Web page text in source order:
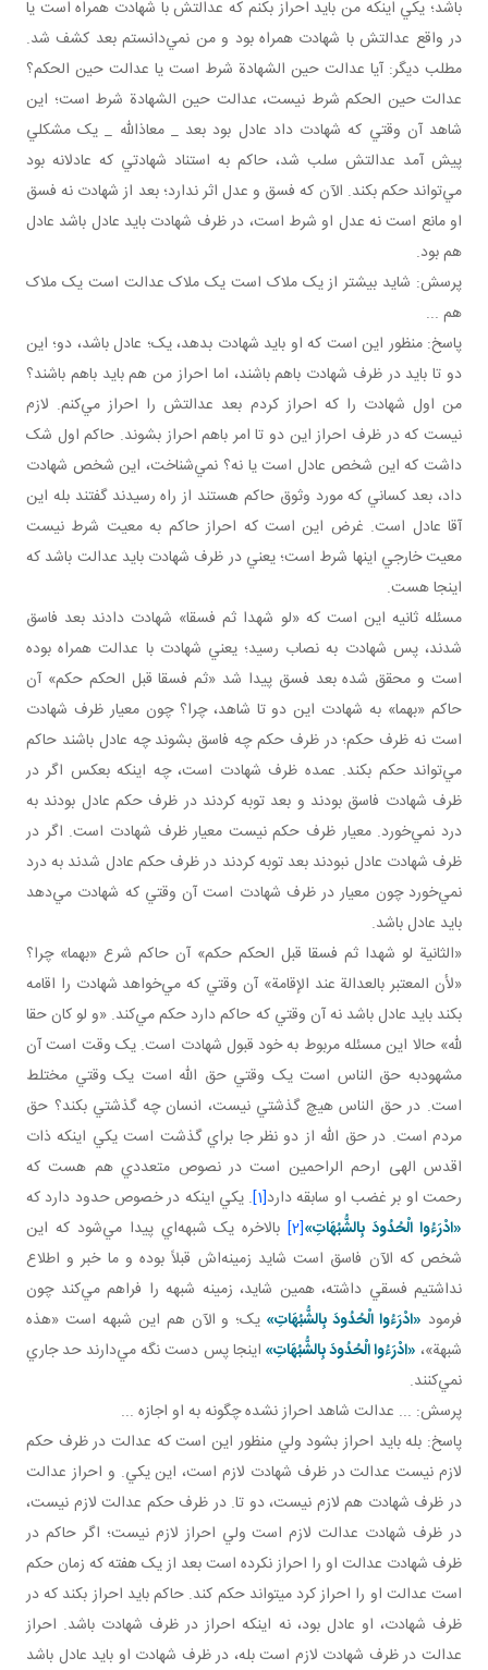
باشد؛ يکي اينکه من بايد احراز بکنم که عدالتش با شهادت همراه است يا
در واقع عدالتش با شهادت همراه بود و من نمي‌دانستم بعد کشف شد.
مطلب ديگر: آيا عدالت حين الشهادة شرط است يا عدالت حين الحکم؟
عدالت حين الحکم شرط نيست، عدالت حين الشهادة شرط است؛ اين
شاهد آن وقتي که شهادت داد عادل بود بعد _ معاذالله _ يک مشکلي
پيش آمد عدالتش سلب شد، حاکم به استناد شهادتي که عادلانه بود
مي‌تواند حکم بکند. الآن که فسق و عدل اثر ندارد؛ بعد از شهادت نه فسق
او مانع است نه عدل او شرط است، در ظرف شهادت بايد عادل باشد عادل
هم بود.
پرسش: شايد بيشتر از يک ملاک است يک ملاک عدالت است يک ملاک
هم ...
پاسخ: منظور اين است که او بايد شهادت بدهد، يک؛ عادل باشد، دو؛ اين
دو تا بايد در ظرف شهادت باهم باشند، اما احراز من هم بايد باهم باشند؟
من اول شهادت را که احراز کردم بعد عدالتش را احراز مي‌کنم. لازم
نيست که در ظرف احراز اين دو تا امر باهم احراز بشوند. حاکم اول شک
داشت که اين شخص عادل است يا نه؟ نمي‌شناخت، اين شخص شهادت
داد، بعد کساني که مورد وثوق حاکم هستند از راه رسيدند گفتند بله اين
آقا عادل است. غرض اين است که احراز حاکم به معيت شرط نيست
معيت خارجي اينها شرط است؛ يعني در ظرف شهادت بايد عدالت باشد که
اينجا هست.
مسئله ثانيه اين است که «لو شهدا ثم فسقا» شهادت دادند بعد فاسق
شدند، پس شهادت به نصاب رسيد؛ يعني شهادت با عدالت همراه بوده
است و محقق شده بعد فسق پيدا شد «ثم فسقا قبل الحکم حکم» آن
حاکم «بهما» به شهادت اين دو تا شاهد، چرا؟ چون معيار ظرف شهادت
است نه ظرف حکم؛ در ظرف حکم چه فاسق بشوند چه عادل باشند حاکم
مي‌تواند حکم بکند. عمده ظرف شهادت است، چه اينکه بعکس اگر در
ظرف شهادت فاسق بودند و بعد توبه کردند در ظرف حکم عادل بودند به
درد نمي‌خورد. معيار ظرف حکم نيست معيار ظرف شهادت است. اگر در
ظرف شهادت عادل نبودند بعد توبه کردند در ظرف حکم عادل شدند به درد
نمي‌خورد چون معيار در ظرف شهادت است آن وقتي که شهادت مي‌دهد
بايد عادل باشد.
«الثانية لو شهدا ثم فسقا قبل الحکم حکم» آن حاکم شرع «بهما» چرا؟
«لأن المعتبر بالعدالة عند الإقامة» آن وقتي که مي‌خواهد شهادت را اقامه
بکند بايد عادل باشد نه آن وقتي که حاکم دارد حکم مي‌کند. «و لو كان حقا
لله» حالا اين مسئله مربوط به خود قبول شهادت است. يک وقت است آن
مشهودبه حق الناس است يک وقتي حق الله است يک وقتي مختلط
است. در حق الناس هيچ گذشتي نيست، انسان چه گذشتي بکند؟ حق
مردم است. در حق الله از دو نظر جا براي گذشت است يکي اينکه ذات
اقدس الهی ارحم الراحمين است در نصوص متعددي هم هست که
رحمت او بر غضب او سابقه دارد[1] . يکي اينکه در خصوص حدود دارد که
«ادْرَءُوا الْحُدُودَ بِالشُّبُهَاتِ»[2] بالاخره يک شبهه‌اي پيدا مي‌شود که اين
شخص که الآن فاسق است شايد زمينه‌اش قبلاً بوده و ما خبر و اطلاع
نداشتيم فسقي داشته، همين شايد، زمينه شبهه را فراهم مي‌کند چون
فرمود «ادْرَءُوا الْحُدُودَ بِالشُّبُهَاتِ» يک؛ و الآن هم اين شبهه است «هذه
شبهة»، «ادْرَءُوا الْحُدُودَ بِالشُّبُهَاتِ» اينجا پس دست نگه مي‌دارند حد جاري
نمي‌کنند.
پرسش: ... عدالت شاهد احراز نشده چگونه به او اجازه ...
پاسخ: بله بايد احراز بشود ولي منظور اين است که عدالت در ظرف حکم
لازم نيست عدالت در ظرف شهادت لازم است، اين يکي. و احراز عدالت
در ظرف شهادت هم لازم نيست، دو تا. در ظرف حکم عدالت لازم نيست،
در ظرف شهادت عدالت لازم است ولي احراز لازم نيست؛ اگر حاکم در
ظرف شهادت عدالت او را احراز نکرده است بعد از يک هفته که زمان حکم
است عدالت او را احراز کرد می­تواند حکم کند. حاکم بايد احراز بکند که در
ظرف شهادت، او عادل بود، نه اينکه احراز در ظرف شهادت باشد. احراز
عدالت در ظرف شهادت لازم است بله، در ظرف شهادت او بايد عادل باشد